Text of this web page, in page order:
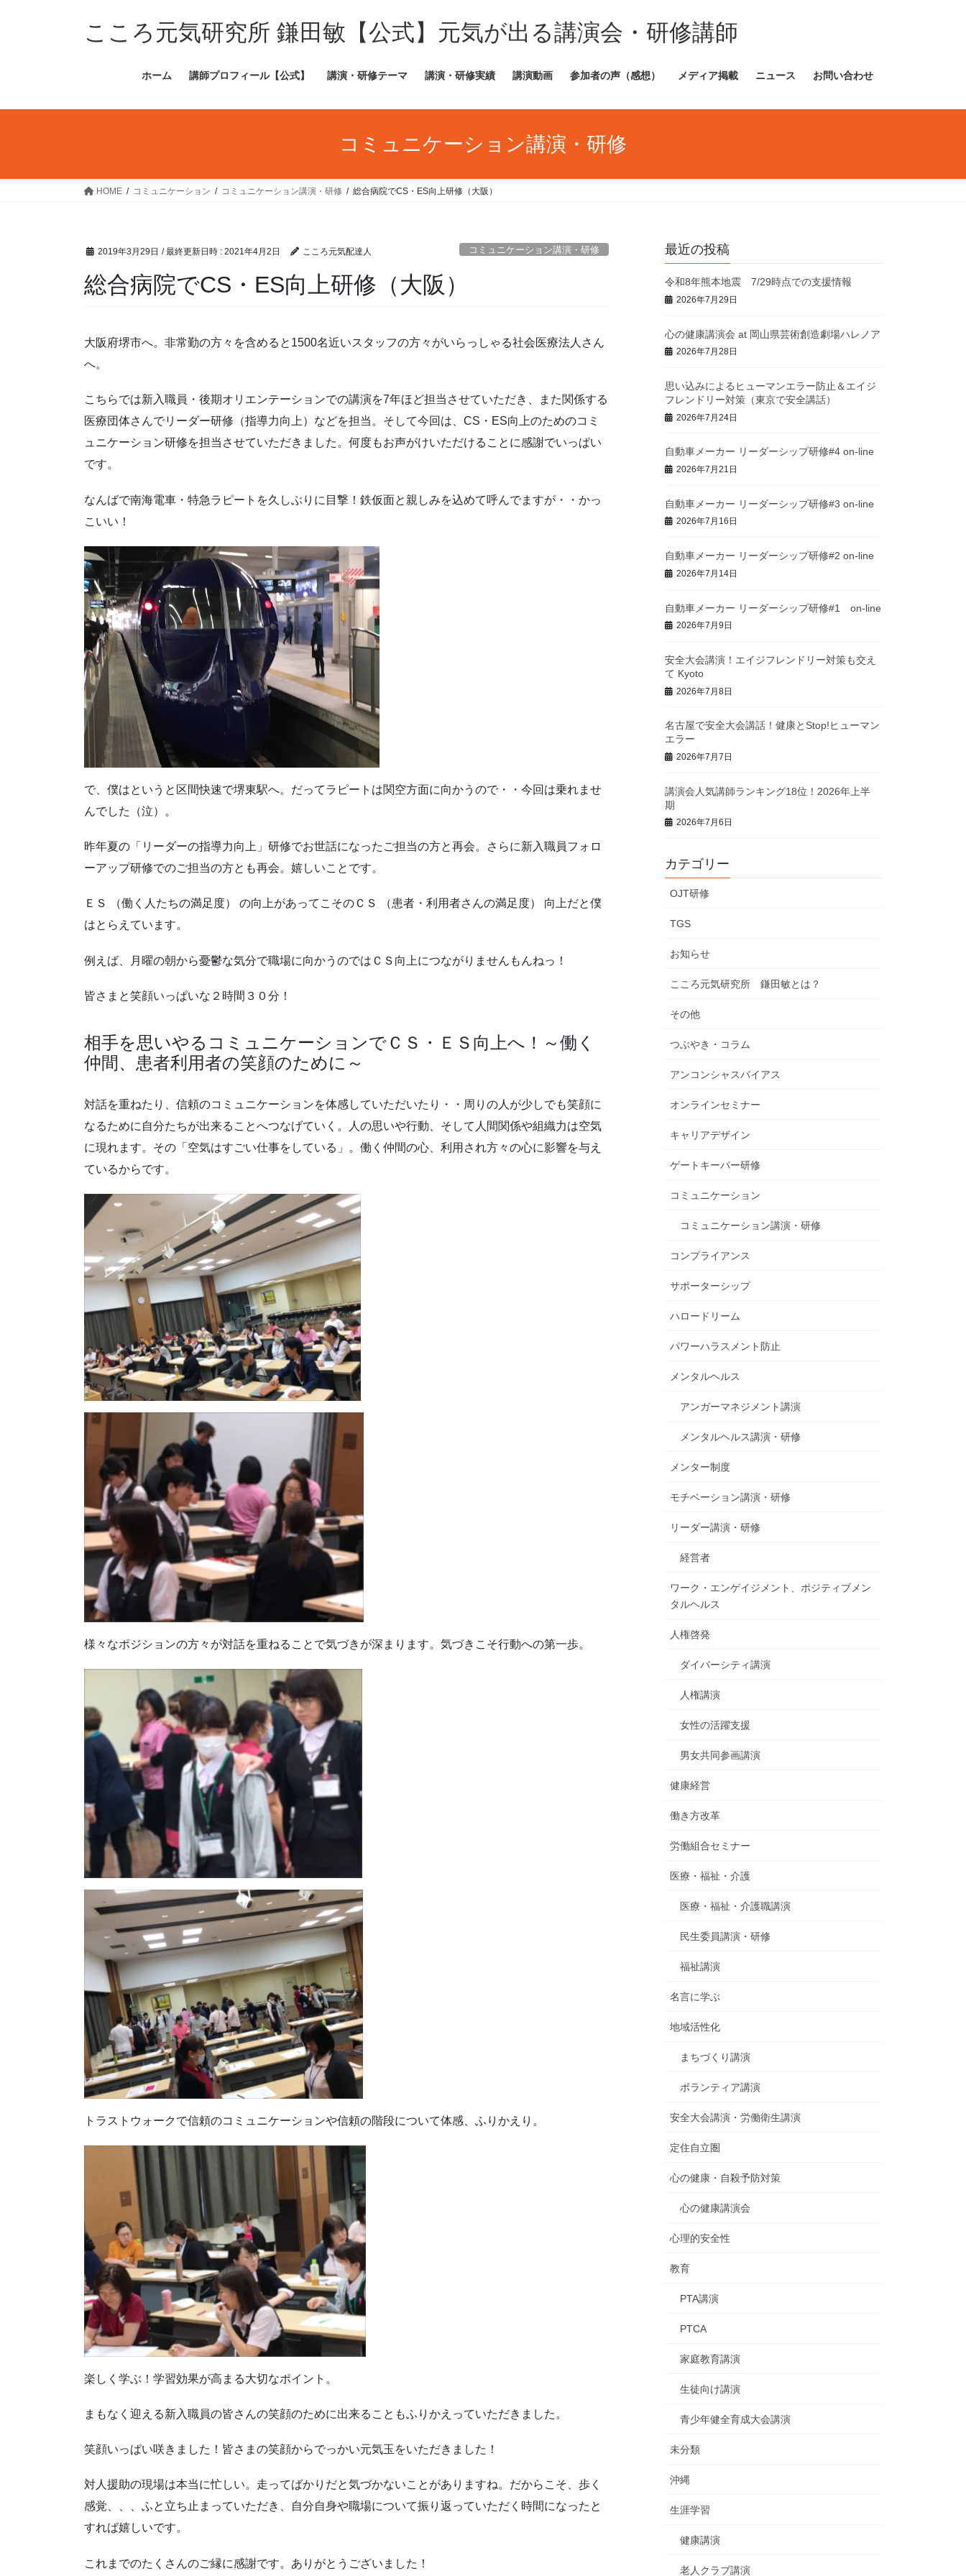
ス
ン
こころ元気研究所 鎌田敏【公式】元気が出る講演会・研修講師
ホーム 講師プロフィール【公式】 講演・研修テーマ 講演・研修実績 講演動画 参加者の声（感想） メディア掲載 ニュース お問い合わせ
コミュニケーション講演・研修
HOME コミュニケーション コミュニケーション講演・研修 総合病院でCS・ES向上研修（大阪）
2019年3月29日 / 最終更新日時 : 2021年4月2日 こころ元気配達人 コミュニケーション講演・研修
総合病院でCS・ES向上研修（大阪）
大阪府堺市へ。非常勤の方々を含めると1500名近いスタッフの方々がいらっしゃる社会医療法人さん
へ。
こちらでは新入職員・後期オリエンテーションでの講演を7年ほど担当させていただき、また関係する
医療団体さんでリーダー研修（指導力向上）などを担当。そして今回は、CS・ES向上のためのコミ
ュニケーション研修を担当させていただきました。何度もお声がけいただけることに感謝でいっぱい
です。
なんばで南海電車・特急ラピートを久しぶりに目撃！鉄仮面と親しみを込めて呼んでますが・・かっ
こいい！
で、僕はというと区間快速で堺東駅へ。だってラピートは関空方面に向かうので・・今回は乗れませ
んでした（泣）。
昨年夏の「リーダーの指導力向上」研修でお世話になったご担当の方と再会。さらに新入職員フォロ
ーアップ研修でのご担当の方とも再会。嬉しいことです。
ＥＳ （働く人たちの満足度） の向上があってこそのＣＳ （患者・利用者さんの満足度） 向上だと僕
はとらえています。
例えば、月曜の朝から憂鬱な気分で職場に向かうのではＣＳ向上につながりませんもんねっ！
皆さまと笑顔いっぱいな２時間３０分！
相手を思いやるコミュニケーションでＣＳ・ＥＳ向上へ！～働く
仲間、患者利用者の笑顔のために～
対話を重ねたり、信頼のコミュニケーションを体感していただいたり・・周りの人が少しでも笑顔に
なるために自分たちが出来ることへつなげていく。人の思いや行動、そして人間関係や組織力は空気
に現れます。その「空気はすごい仕事をしている」。働く仲間の心、利用され方々の心に影響を与え
ているからです。
様々なポジションの方々が対話を重ねることで気づきが深まります。気づきこそ行動への第一歩。
トラストウォークで信頼のコミュニケーションや信頼の階段について体感、ふりかえり。
楽しく学ぶ！学習効果が高まる大切なポイント。
まもなく迎える新入職員の皆さんの笑顔のために出来ることもふりかえっていただきました。
笑顔いっぱい咲きました！皆さまの笑顔からでっかい元気玉をいただきました！
対人援助の現場は本当に忙しい。走ってばかりだと気づかないことがありますね。だからこそ、歩く
感覚、、、ふと立ち止まっていただき、自分自身や職場について振り返っていただく時間になったと
すれば嬉しいです。
これまでのたくさんのご縁に感謝です。ありがとうございました！
最近の投稿
令和8年熊本地震 7/29時点での支援情報
2026年7月29日
心の健康講演会 at 岡山県芸術創造劇場ハレノア
2026年7月28日
思い込みによるヒューマンエラー防止＆エイジ
フレンドリー対策（東京で安全講話）
2026年7月24日
自動車メーカー リーダーシップ研修#4 on-line
2026年7月21日
自動車メーカー リーダーシップ研修#3 on-line
2026年7月16日
自動車メーカー リーダーシップ研修#2 on-line
2026年7月14日
自動車メーカー リーダーシップ研修#1 on-line
2026年7月9日
安全大会講演！エイジフレンドリー対策も交え
て Kyoto
2026年7月8日
名古屋で安全大会講話！健康とStop!ヒューマン
エラー
2026年7月7日
講演会人気講師ランキング18位！2026年上半
期
2026年7月6日
カテゴリー
OJT研修
TGS
お知らせ
こころ元気研究所 鎌田敏とは？
その他
つぶやき・コラム
アンコンシャスバイアス
オンラインセミナー
キャリアデザイン
ゲートキーパー研修
コミュニケーション
コミュニケーション講演・研修
コンプライアンス
サポーターシップ
ハロードリーム
パワーハラスメント防止
メンタルヘルス
アンガーマネジメント講演
メンタルヘルス講演・研修
メンター制度
モチベーション講演・研修
リーダー講演・研修
経営者
ワーク・エンゲイジメント、ポジティブメン
タルヘルス
人権啓発
ダイバーシティ講演
人権講演
女性の活躍支援
男女共同参画講演
健康経営
働き方改革
労働組合セミナー
医療・福祉・介護
医療・福祉・介護職講演
民生委員講演・研修
福祉講演
名言に学ぶ
地域活性化
まちづくり講演
ボランティア講演
安全大会講演・労働衛生講演
定住自立圏
心の健康・自殺予防対策
心の健康講演会
心理的安全性
教育
PTA講演
PTCA
家庭教育講演
生徒向け講演
青少年健全育成大会講演
未分類
沖縄
生涯学習
健康講演
老人クラブ講演